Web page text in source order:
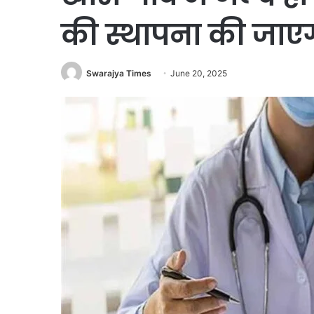
की स्थापना की
Swarajya Times June 20, 2025